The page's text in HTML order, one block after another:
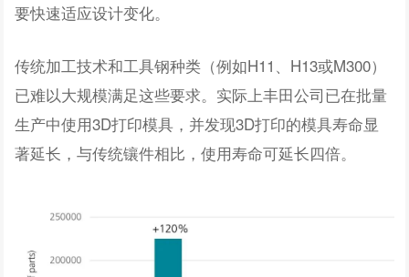
要快速适应设计变化。
传统加工技术和工具钢种类（例如H11、H13或M300）
已难以大规模满足这些要求。实际上丰田公司已在批量
生产中使用3D打印模具，并发现3D打印的模具寿命显
著延长，与传统镶件相比，使用寿命可延长四倍。